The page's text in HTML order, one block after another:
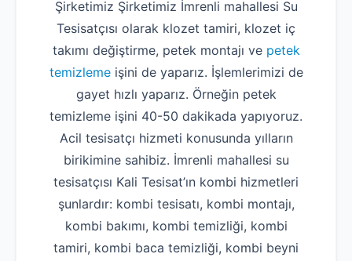
Şirketimiz Şirketimiz İmrenli mahallesi Su
Tesisatçısı olarak klozet tamiri, klozet iç
takımı değiştirme, petek montajı ve petek
temizlemeişini de yaparız. İşlemlerimizi de
gayet hızlı yaparız. Örneğin petek
temizleme işini 40-50 dakikada yapıyoruz.
Acil tesisatçı hizmeti konusunda yılların
birikimine sahibiz. İmrenli mahallesi su
tesisatçısı Kali Tesisat’ın kombi hizmetleri
şunlardır: kombi tesisatı, kombi montajı,
kombi bakımı, kombi temizliği, kombi
tamiri, kombi baca temizliği, kombi beyni